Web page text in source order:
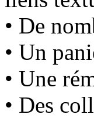
• De
• Un
• Une
• Des